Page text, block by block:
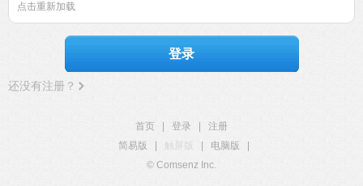
点击重新加载
登录
还没有注册？
首页 登录
注册
简易版
触屏版 电脑版
© Comsenz Inc.